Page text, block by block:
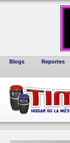
Blogs Reportes